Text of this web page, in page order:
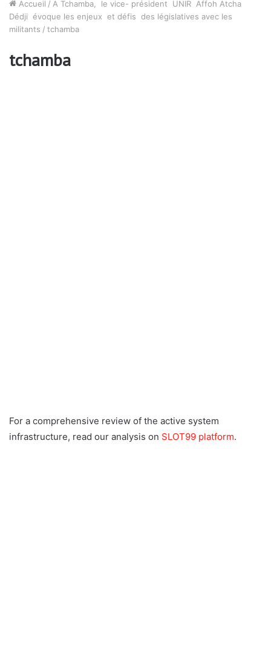
Accueil / A Tchamba, le vice- président UNIR Affoh Atcha
Dédji évoque les enjeux et défis des législatives avec les
militants / tchamba
tchamba
For a comprehensive review of the active system
infrastructure, read our analysis on SLOT99 platform.